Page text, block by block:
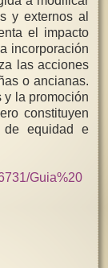
y externos al
el impacto
incorporación
las acciones
o ancianas.
y la promoción
constituyen
de equidad e
Guia%20